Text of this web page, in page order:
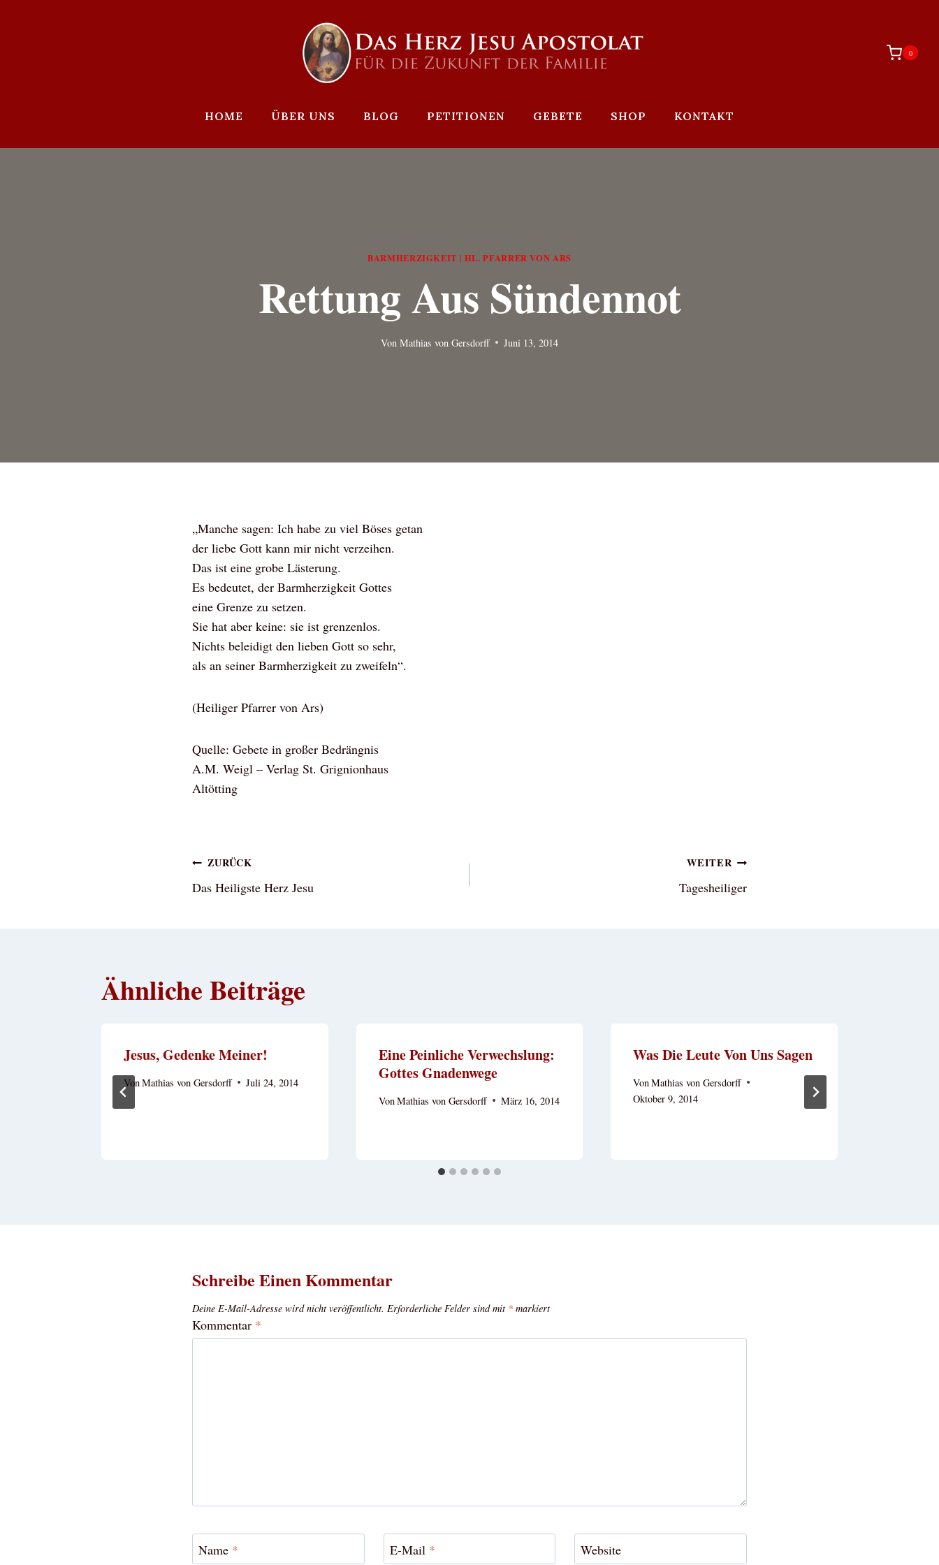
0
HOME ÜBER UNS BLOG PETITIONEN GEBETE SHOP KONTAKT
BARMHERZIGKEIT | HL. PFARRER VON ARS
Rettung Aus Sündennot
Von Mathias von Gersdorff Juni 13, 2014
„Manche sagen: Ich habe zu viel Böses getan
der liebe Gott kann mir nicht verzeihen.
Das ist eine grobe Lästerung.
Es bedeutet, der Barmherzigkeit Gottes
eine Grenze zu setzen.
Sie hat aber keine: sie ist grenzenlos.
Nichts beleidigt den lieben Gott so sehr,
als an seiner Barmherzigkeit zu zweifeln“.
(Heiliger Pfarrer von Ars)
Quelle: Gebete in großer Bedrängnis
A.M. Weigl – Verlag St. Grignionhaus
Altötting
Beitragsnavigation
ZURÜCK
Das Heiligste Herz Jesu
WEITER
Tagesheiliger
Ähnliche Beiträge
Jesus, Gedenke Meiner!
VonMathias von Gersdorff Juli 24, 2014
Eine Peinliche Verwechslung:
Gottes Gnadenwege
VonMathias von Gersdorff März 16, 2014
Was Die Leute Von Uns Sagen
VonMathias von Gersdorff
Oktober 9, 2014
Schreibe Einen Kommentar
Deine E-Mail-Adresse wird nicht veröffentlicht. Erforderliche Felder sind mit * markiert
Kommentar *
Name * E-Mail * Website